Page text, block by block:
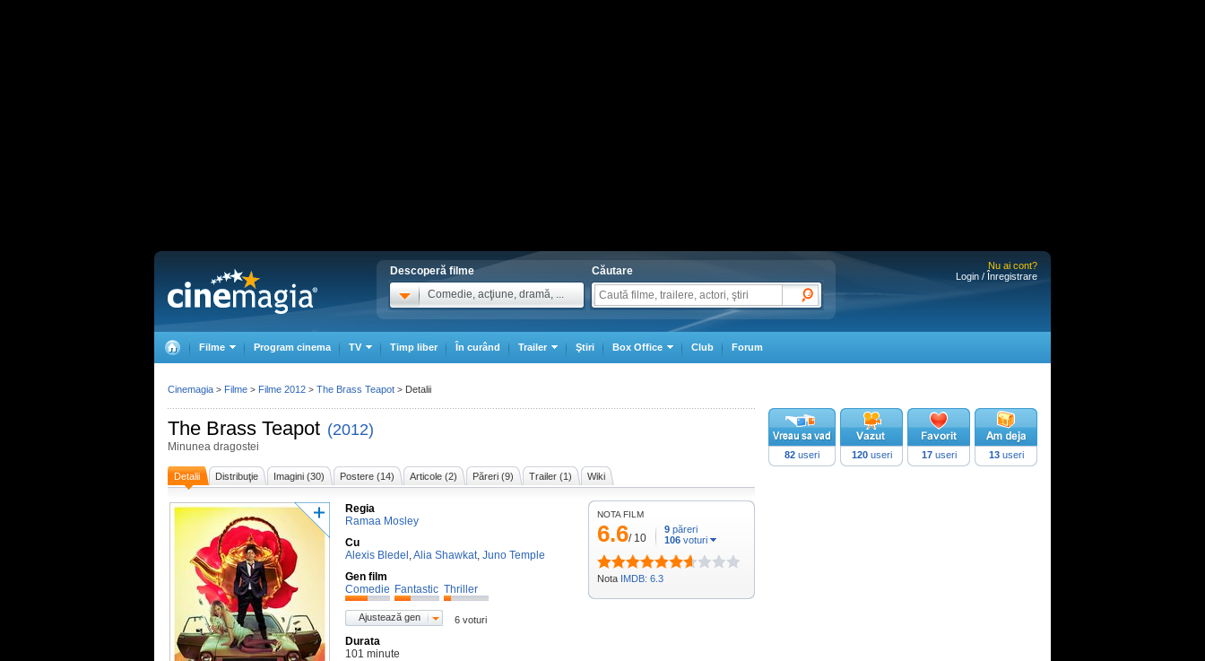
Descoperă filme
Comedie, acţiune, dramă, ...
Căutare
Nu ai cont?
Login / Înregistrare
Filme Program cinema TV Timp liber În curând Trailer Ştiri Box Office Club Forum
The Brass Teapot (2012)
Minunea dragostei
Detalii Distribuţie Imagini (30) Postere (14) Articole (2) Păreri (9) Trailer (1) Wiki
Regia
Ramaa Mosley
Cu
Alexis Bledel ,Alia Shawkat, Juno Temple
Gen film
Comedie Fantastic Thriller
Ajustează gen 6 voturi
Durata
101 minute
NOTA FILM
6.6/ 10
9 păreri
106 voturi
Nota IMDB: 6.3
82 useri 120useri 17useri 13useri
Cinemagia > Filme > Filme 2012 > The Brass Teapot > Detalii